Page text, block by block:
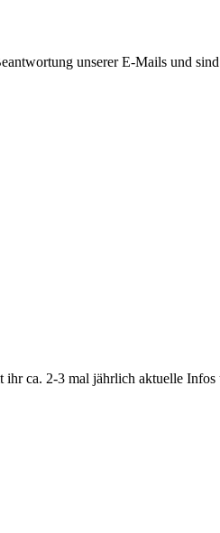
unserer E-Mails und
ihr ca. 2-3 mal jährlich aktuelle Infos